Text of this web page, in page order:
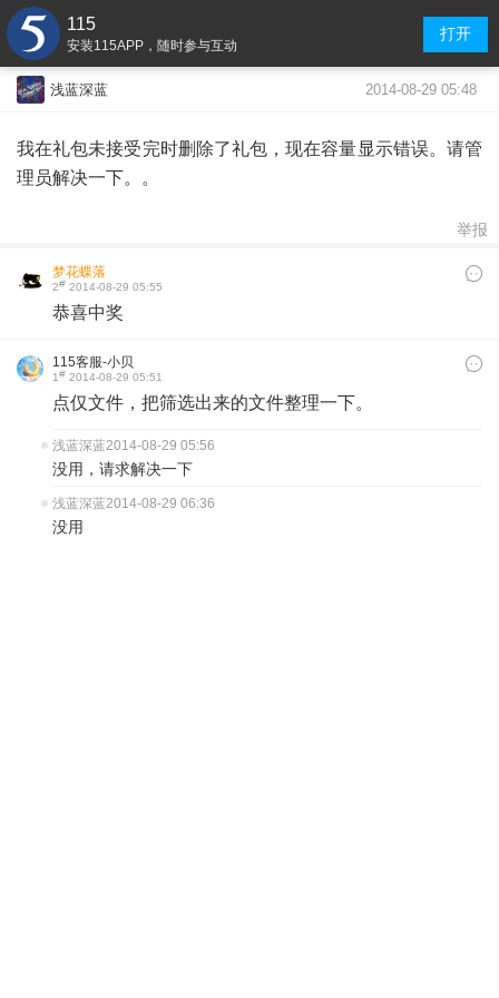
115
安装115APP，随时参与互动
打开
浅蓝深蓝 2014-08-29 05:48
我在礼包未接受完时删除了礼包，现在容量显示错误。请管
理员解决一下。。
举报
梦花蝶落
2# 2014-08-29 05:55
恭喜中奖
115客服-小贝
1# 2014-08-29 05:51
点仅文件，把筛选出来的文件整理一下。
浅蓝深蓝2014-08-29 05:56
没用，请求解决一下
浅蓝深蓝2014-08-29 06:36
没用